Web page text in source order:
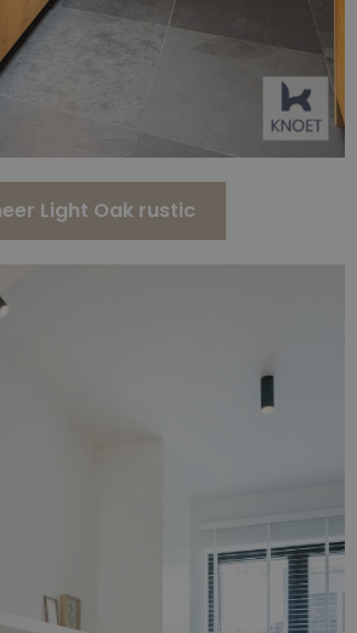
Light Oak rustic